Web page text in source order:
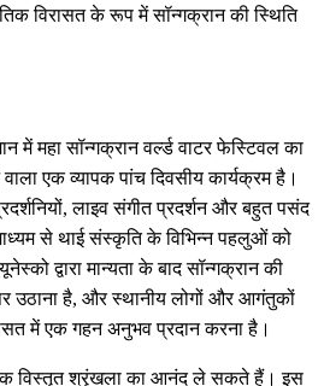
विरासत के रूप में सॉन्गक्रान की स्थिति
में महा सॉन्गक्रान वर्ल्ड वाटर फेस्टिवल का
एक व्यापक पांच दिवसीय कार्यक्रम है।
लाइव संगीत प्रदर्शन और बहुत पसंद
से थाई संस्कृति के विभिन्न पहलुओं को
द्वारा मान्यता के बाद सॉन्गक्रान की
उठाना है, और स्थानीय लोगों और आगंतुकों
में एक गहन अनुभव प्रदान करना है।
एक विस्तृत श्रृंखला का आनंद ले सकते हैं। इस